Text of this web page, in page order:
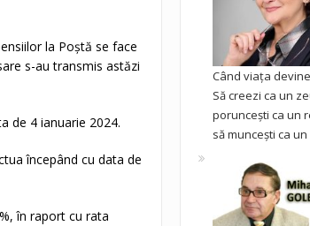
la Poștă se face
s-au transmis astăzi
de 4 ianuarie 2024.
începând cu data de
în raport cu rata
Când viața
Să creezi ca un
poruncești ca un
să muncești ca un